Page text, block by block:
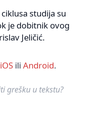
studija su
je dobitnik ovog
Jeličić.
iOS ili Android.
grešku u tekstu?